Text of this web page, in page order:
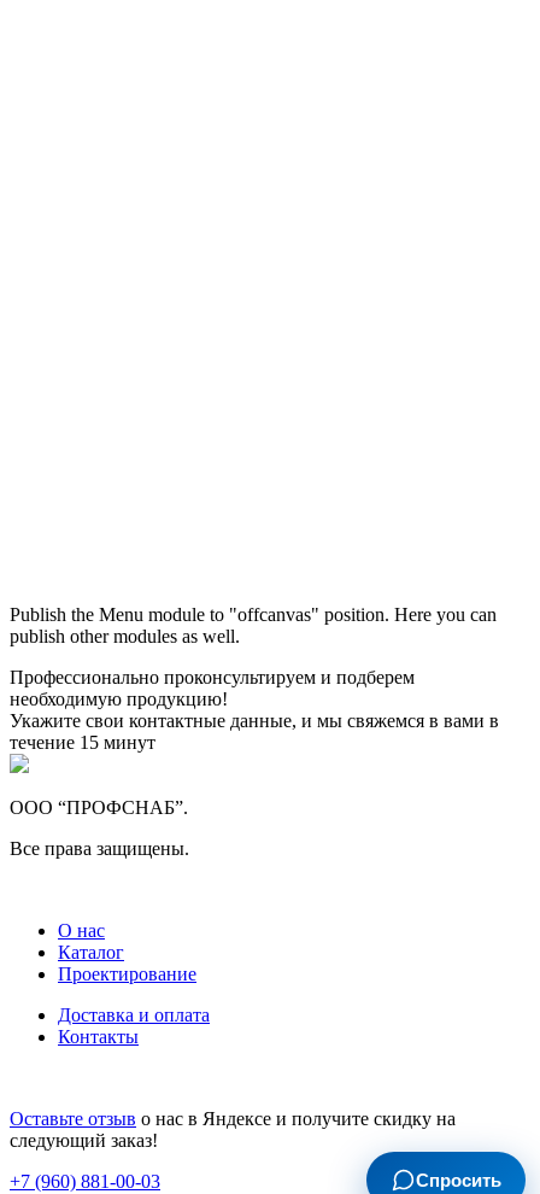
Publish the Menu module to "offcanvas" position. Here you can
publish other modules as well.
Спросить
М ● консультант ПРОФСНАБ
Профессионально проконсультируем и подберем
необходимую продукцию!
Укажите свои контактные данные, и мы свяжемся в вами в
течение 15 минут
ООО “ПРОФСНАБ”.
Все права защищены.
О нас
Каталог
Проектирование
Доставка и оплата
Контакты
Оставьте отзыв о нас в Яндексе и получите скидку на
следующий заказ!
+7 (960) 881-00-03